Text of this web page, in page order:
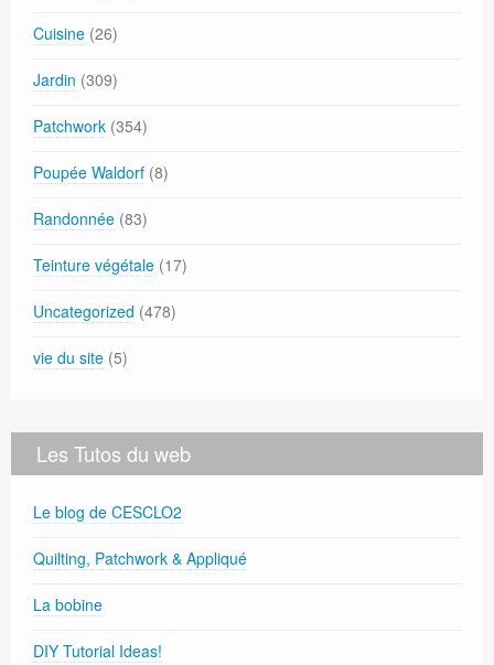
Cuisine (26)
Jardin (309)
Patchwork (354)
Poupée Waldorf (8)
Randonnée (83)
Teinture végétale (17)
Uncategorized (478)
vie du site (5)
Les Tutos du web
Le blog de CESCLO2
Quilting, Patchwork & Appliqué
La bobine
DIY Tutorial Ideas!